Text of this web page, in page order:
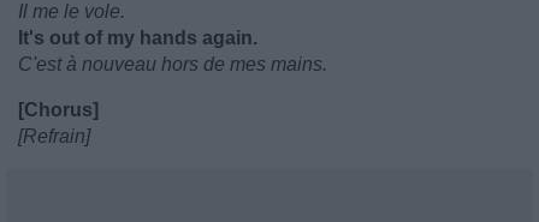
Il me le vole.
It's out of my hands again.
C'est à nouveau hors de mes mains.
[Chorus]
[Refrain]